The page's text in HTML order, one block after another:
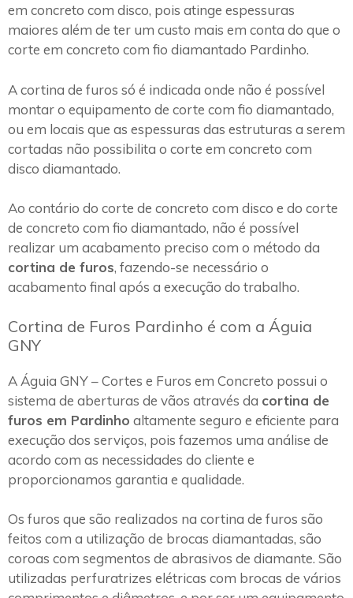
em concreto com disco, pois atinge espessuras
maiores além de ter um custo mais em conta do que o
corte em concreto com fio diamantado Pardinho.
A cortina de furos só é indicada onde não é possível
montar o equipamento de corte com fio diamantado,
ou em locais que as espessuras das estruturas a serem
cortadas não possibilita o corte em concreto com
disco diamantado.
Ao contário do corte de concreto com disco e do corte
de concreto com fio diamantado, não é possível
realizar um acabamento preciso com o método da
cortina de furos, fazendo-se necessário o
acabamento final após a execução do trabalho.
Cortina de Furos Pardinho é com a Águia
GNY
A Águia GNY – Cortes e Furos em Concreto possui o
sistema de aberturas de vãos através da cortina de
furos em Pardinho altamente seguro e eficiente para
execução dos serviços, pois fazemos uma análise de
acordo com as necessidades do cliente e
proporcionamos garantia e qualidade.
Os furos que são realizados na cortina de furos são
feitos com a utilização de brocas diamantadas, são
coroas com segmentos de abrasivos de diamante. São
utilizadas perfuratrizes elétricas com brocas de vários